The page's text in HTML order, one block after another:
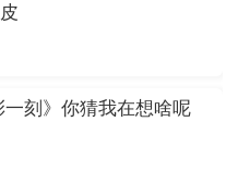
一刻》你猜我在想啥呢